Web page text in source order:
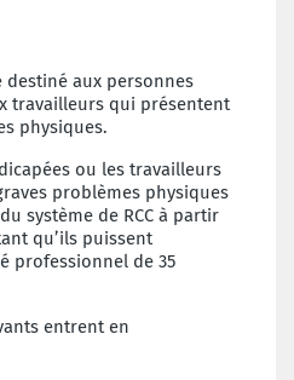
destiné aux personnes
travailleurs qui présentent
physiques.
ou les travailleurs
problèmes physiques
système de RCC à partir
qu’ils puissent
professionnel de 35
entrent en